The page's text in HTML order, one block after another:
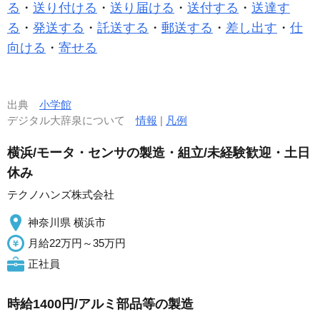
る ・ 送り付ける ・ 送り届ける ・ 送付する ・ 送達す
る ・ 発送する ・ 託送する ・ 郵送する ・ 差し出す ・ 仕
向ける ・ 寄せる
出典 小学館
デジタル大辞泉について情報 | 凡例
横浜/モータ・センサの製造・組立/未経験歓迎・土日
休み
テクノハンズ株式会社
神奈川県 横浜市
月給22万円～35万円
正社員
時給1400円/アルミ部品等の製造